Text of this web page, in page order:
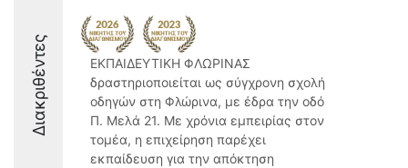
Διακριθέντες
ΕΚΠΑΙΔΕΥΤΙΚΗ ΦΛΩΡΙΝΑΣ
δραστηριοποιείται ως σύγχρονη σχολή
οδηγών στη Φλώρινα, με έδρα την οδό
Π. Μελά 21. Με χρόνια εμπειρίας στον
τομέα, η επιχείρηση παρέχει
εκπαίδευση για την απόκτηση